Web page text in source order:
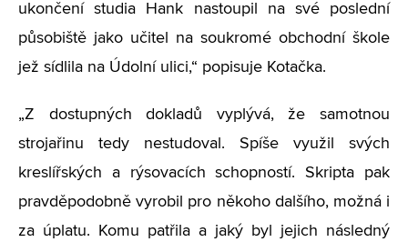
ukončení studia Hank nastoupil na své poslední
působiště jako učitel na soukromé obchodní škole
jež sídlila na Údolní ulici,“ popisuje Kotačka.
„Z dostupných dokladů vyplývá, že samotnou
strojařinu tedy nestudoval. Spíše využil svých
kreslířských a rýsovacích schopností. Skripta pak
pravděpodobně vyrobil pro někoho dalšího, možná i
za úplatu. Komu patřila a jaký byl jejich následný